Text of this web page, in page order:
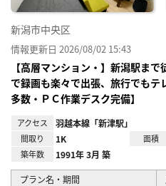
新潟市中央区
情報更新日 2026/08/02 15:43
【高層マンション・】新潟駅ま
で録画も楽々で出張、旅行でも
多数・ＰＣ作業デスク完備】
アクセス 羽越本線「新津駅」
間取り 1K 面積
築年数 1991年 3月 築
プラン名・期間